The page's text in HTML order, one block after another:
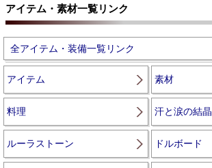
アイテム・素材一覧リンク
全アイテム・装備一覧リンク
アイテム 素材
料理 汗と涙の結晶
ルーラストーン ドルボード